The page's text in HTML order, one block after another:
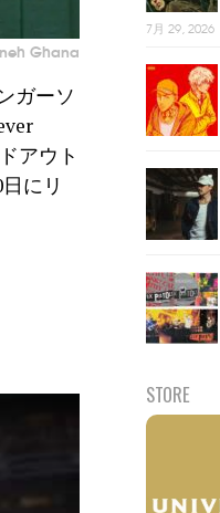
Ghana
ガーソ
アウト
にリ
7月 29, 2026
STORE